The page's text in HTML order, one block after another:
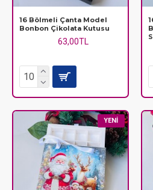
16 Bölmeli Çanta Model
Bonbon Çikolata Kutusu
63,00TL
YENI